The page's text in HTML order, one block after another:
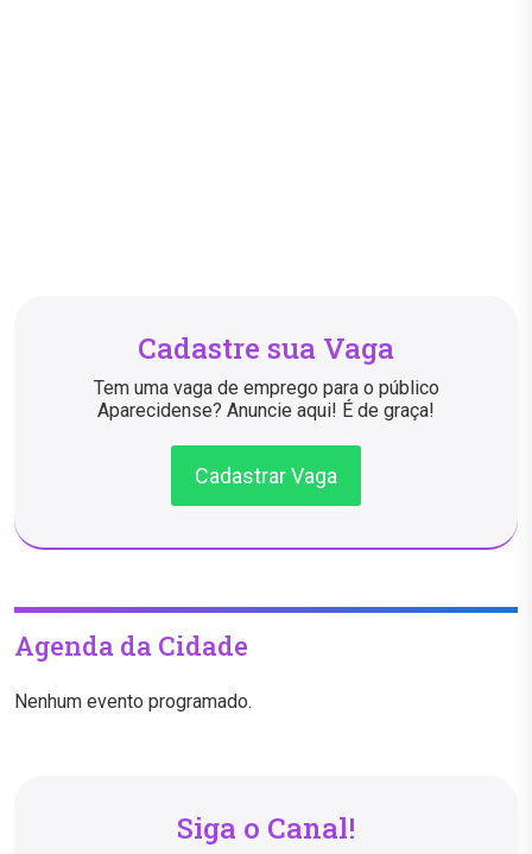
Cadastre sua Vaga
Tem uma vaga de emprego para o público
Aparecidense? Anuncie aqui! É de graça!
Cadastrar Vaga
Agenda da Cidade
Nenhum evento programado.
Siga o Canal!